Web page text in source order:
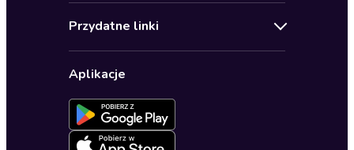
Biznes, marketing, ekonomia
Dla młodzieży
Ustawienia prywatności
Formularz zgłaszania nielegalnych treści
Deklaracja dostępności
Karnety
Oferta dla firm i bibliotek
Przydatne linki
Dołącz do newslettera
Blog
Zapowiedzi
Aplikacje